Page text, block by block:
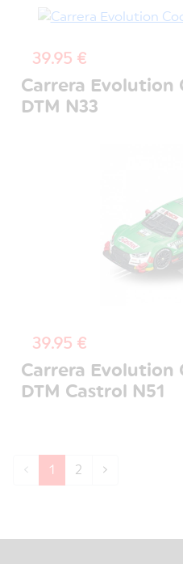
39.95 €
Carrera Evolution
DTM N33
39.95 €
Carrera Evolution
DTM Castrol N51
‹ 1 2 ›